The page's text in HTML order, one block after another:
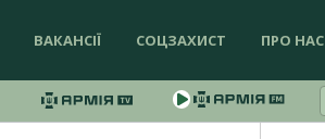
ВАКАНСІЇ СОЦЗАХИСТ ПРО НАС